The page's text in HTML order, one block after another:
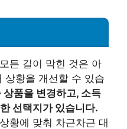
든 길이 막힌 것은 아
상황을 개선할 수 있습
품을 변경하고, 소득
선택지가 있습니다.
황에 맞춰 차근차근 대